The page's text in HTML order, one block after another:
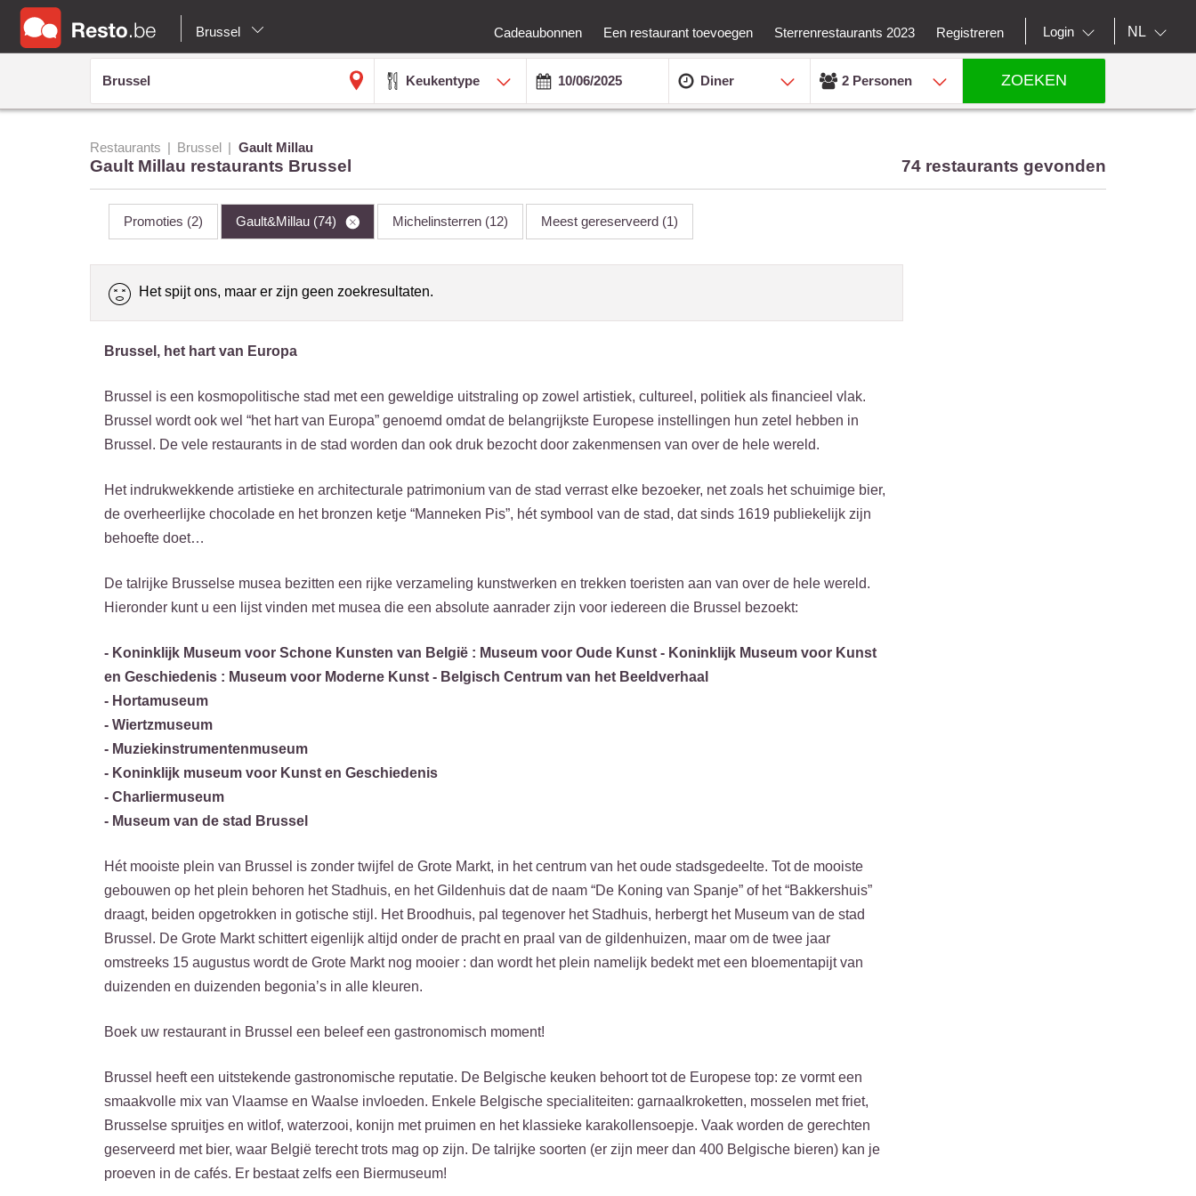
Brussel Cadeaubonnen Een restaurant toevoegen Sterrenrestaurants 2023 Registreren Login NL
Keukentype Diner 2 Personen ZOEKEN
Restaurants Brussel Gault Millau
Gault Millau restaurants Brussel 74 restaurants gevonden
Promoties (2) Gault&Millau (74) Michelinsterren (12) Meest gereserveerd (1)
Het spijt ons, maar er zijn geen zoekresultaten.
Brussel, het hart van Europa
Brussel is een kosmopolitische stad met een geweldige uitstraling op zowel artistiek, cultureel, politiek als financieel vlak.
Brussel wordt ook wel “het hart van Europa” genoemd omdat de belangrijkste Europese instellingen hun zetel hebben in
Brussel. De vele restaurants in de stad worden dan ook druk bezocht door zakenmensen van over de hele wereld.
Het indrukwekkende artistieke en architecturale patrimonium van de stad verrast elke bezoeker, net zoals het schuimige bier,
de overheerlijke chocolade en het bronzen ketje “Manneken Pis”, hét symbool van de stad, dat sinds 1619 publiekelijk zijn
behoefte doet…
De talrijke Brusselse musea bezitten een rijke verzameling kunstwerken en trekken toeristen aan van over de hele wereld.
Hieronder kunt u een lijst vinden met musea die een absolute aanrader zijn voor iedereen die Brussel bezoekt:
- Koninklijk Museum voor Schone Kunsten van België : Museum voor Oude Kunst - Koninklijk Museum voor Kunst
en Geschiedenis : Museum voor Moderne Kunst - Belgisch Centrum van het Beeldverhaal
- Hortamuseum
- Wiertzmuseum
- Muziekinstrumentenmuseum
- Koninklijk museum voor Kunst en Geschiedenis
- Charliermuseum
- Museum van de stad Brussel
Hét mooiste plein van Brussel is zonder twijfel de Grote Markt, in het centrum van het oude stadsgedeelte. Tot de mooiste
gebouwen op het plein behoren het Stadhuis, en het Gildenhuis dat de naam “De Koning van Spanje” of het “Bakkershuis”
draagt, beiden opgetrokken in gotische stijl. Het Broodhuis, pal tegenover het Stadhuis, herbergt het Museum van de stad
Brussel. De Grote Markt schittert eigenlijk altijd onder de pracht en praal van de gildenhuizen, maar om de twee jaar
omstreeks 15 augustus wordt de Grote Markt nog mooier : dan wordt het plein namelijk bedekt met een bloementapijt van
duizenden en duizenden begonia’s in alle kleuren.
Boek uw restaurant in Brussel een beleef een gastronomisch moment!
Brussel heeft een uitstekende gastronomische reputatie. De Belgische keuken behoort tot de Europese top: ze vormt een
smaakvolle mix van Vlaamse en Waalse invloeden. Enkele Belgische specialiteiten: garnaalkroketten, mosselen met friet,
Brusselse spruitjes en witlof, waterzooi, konijn met pruimen en het klassieke karakollensoepje. Vaak worden de gerechten
geserveerd met bier, waar België terecht trots mag op zijn. De talrijke soorten (er zijn meer dan 400 Belgische bieren) kan je
proeven in de cafés. Er bestaat zelfs een Biermuseum!